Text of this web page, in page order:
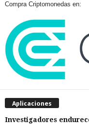
Compra Criptomonedas en:
Aplicaciones
Investigadores